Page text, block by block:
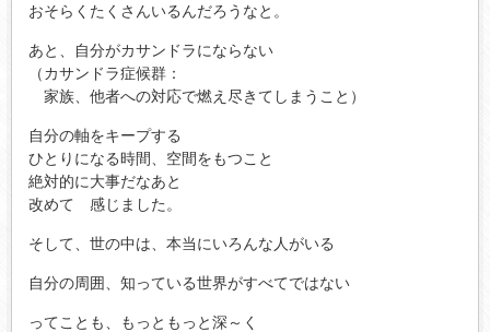
おそらくたくさんいるんだろうなと。
あと、自分がカサンドラにならない
（カサンドラ症候群：
家族、他者への対応で燃え尽きてしまうこと）
自分の軸をキープする
ひとりになる時間、空間をもつこと
絶対的に大事だなあと
改めて 感じました。
そして、世の中は、本当にいろんな人がいる
自分の周囲、知っている世界がすべてではない
ってことも、もっともっと深～く